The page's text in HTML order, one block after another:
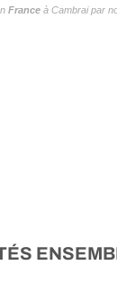
France à Cambrai par